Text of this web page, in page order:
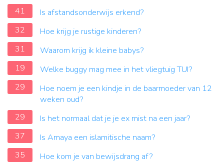
41
Is afstandsonderwijs erkend?
32
Hoe krijg je rustige kinderen?
31
Waarom krijg ik kleine babys?
19
Welke buggy mag mee in het vliegtuig TUI?
29
Hoe noem je een kindje in de baarmoeder van 12
weken oud?
29
Is het normaal dat je je ex mist na een jaar?
37
Is Amaya een islamitische naam?
35
Hoe kom je van bewijsdrang af?